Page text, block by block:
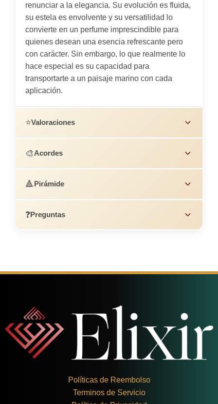
renunciar a la elegancia. Su evolución es fluida,
su estela es envolvente y su versatilidad lo
convierte en un perfume imprescindible para
quienes desean una esencia refrescante pero
con carácter. Sin embargo, lo que realmente lo
hace especial es su capacidad para
transportarte a un paisaje marino con cada
aplicación.
⭐Valoraciones
🎨Acordes
🔺Pirámide
❓Preguntas
Políticas de Reembolso
Terminos de Servicio